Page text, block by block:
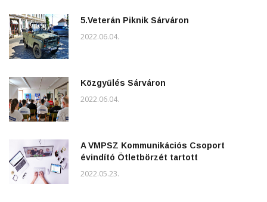
5.Veterán Piknik Sárváron
2022.06.04.
Közgyűlés Sárváron
2022.06.04.
A VMPSZ Kommunikációs Csoport
évindító Ötletbörzét tartott
2022.05.23.